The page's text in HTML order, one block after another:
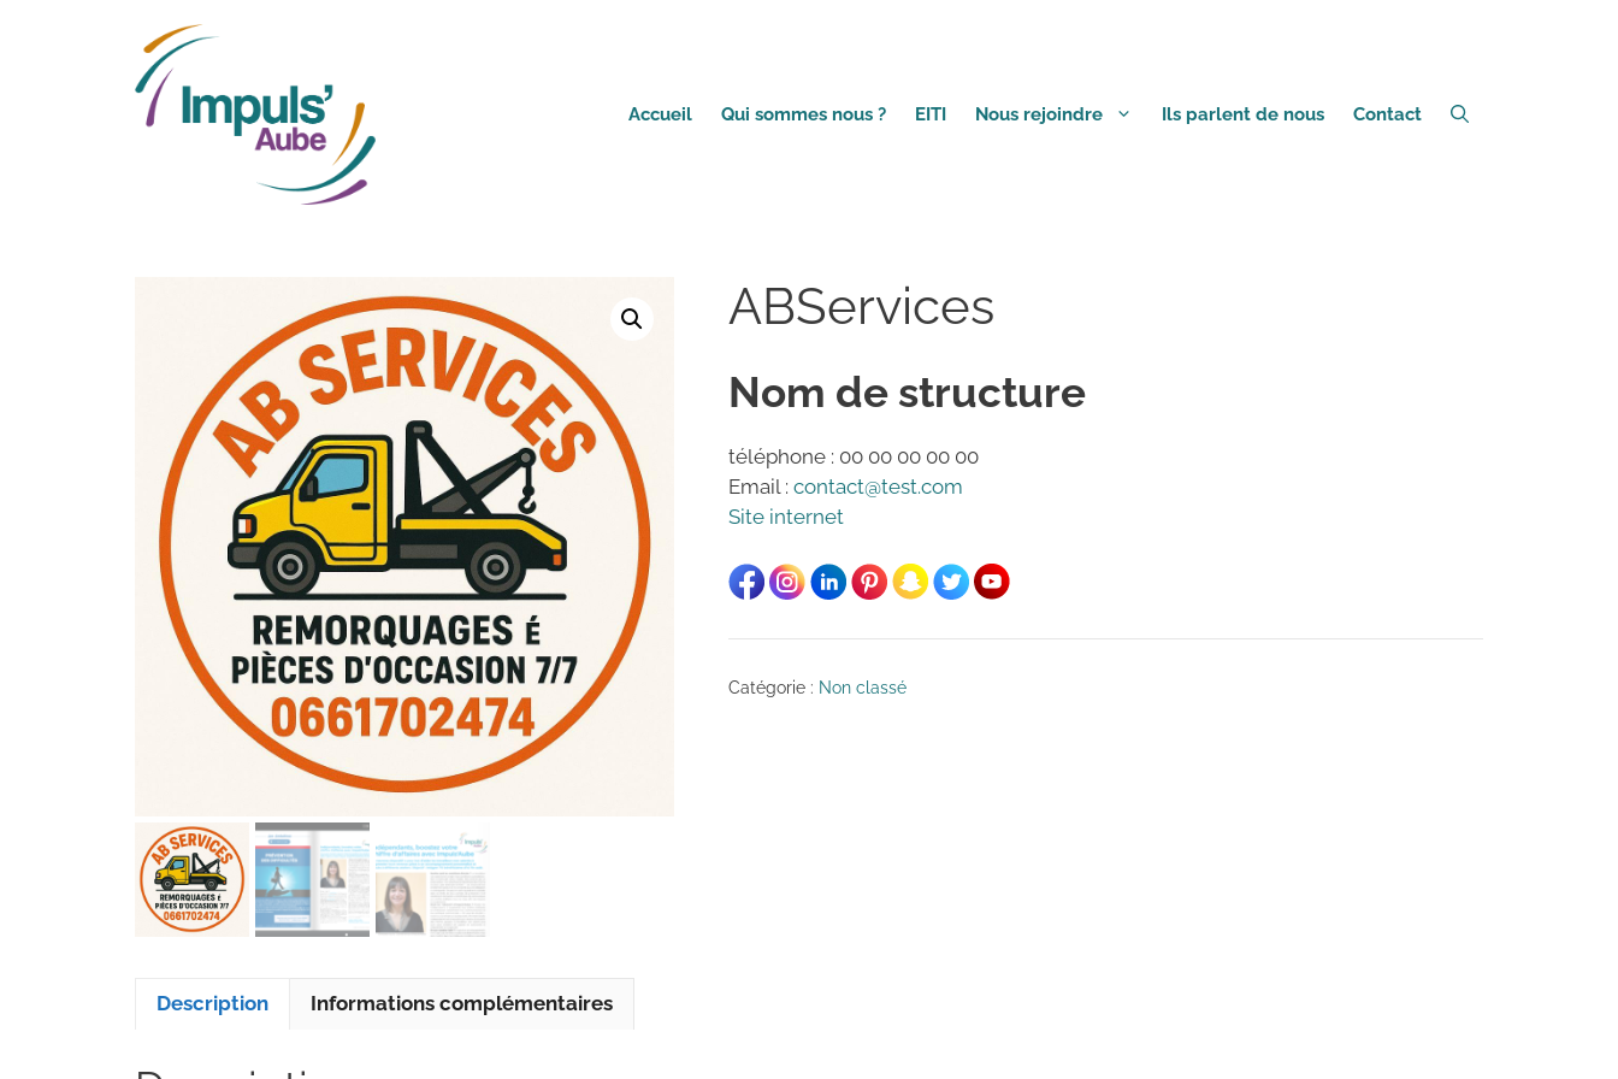
Accueil Qui sommes nous ? EITI Nous rejoindre Ils parlent de nous Contact
ABServices
Nom de structure
téléphone : 00 00 00 00 00
Email : contact@test.com
Site internet
Catégorie : Non classé
Description Informations complémentaires